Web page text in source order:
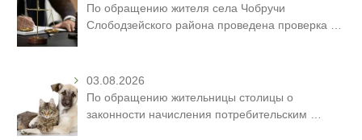
По обращению жителя села Чобручи
Слободзейского района проведена проверка
03.08.2026
По обращению жительницы столицы о
законности начисления потребительским